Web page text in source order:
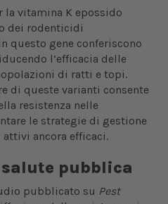
la vitamina K epossido
dei rodenticidi
questo gene conferiscono
l’efficacia delle
di ratti e topi.
di queste varianti consente
resistenza nelle
le strategie di gestione
ancora efficaci.
pubblica
pubblicato su Pest